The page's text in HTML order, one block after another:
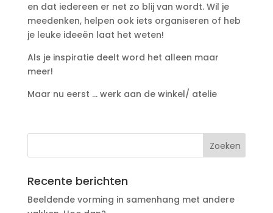
en dat iedereen er net zo blij van wordt. Wil je
meedenken, helpen ook iets organiseren of heb
je leuke ideeën laat het weten!
Als je inspiratie deelt word het alleen maar
meer!
Maar nu eerst … werk aan de winkel/ atelie
Recente berichten
Beeldende vorming in samenhang met andere